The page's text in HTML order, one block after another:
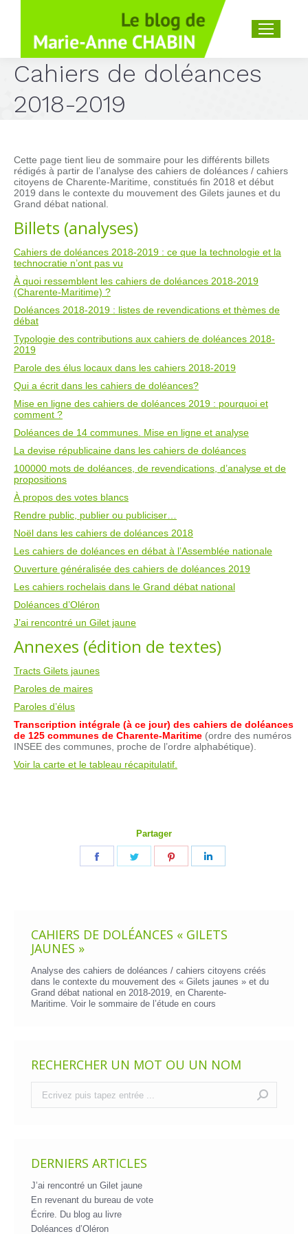
Recherche
Cahiers de doléances
2018-2019
Cette page tient lieu de sommaire pour les différents billets
rédigés à partir de l’analyse des cahiers de doléances / cahiers
citoyens de Charente-Maritime, constitués fin 2018 et début
2019 dans le contexte du mouvement des Gilets jaunes et du
Grand débat national.
Billets (analyses)
Cahiers de doléances 2018-2019 : ce que la technologie et la
technocratie n’ont pas vu
À quoi ressemblent les cahiers de doléances 2018-2019
(Charente-Maritime) ?
Doléances 2018-2019 : listes de revendications et thèmes de
débat
Typologie des contributions aux cahiers de doléances 2018-
2019
Parole des élus locaux dans les cahiers 2018-2019
Qui a écrit dans les cahiers de doléances?
Mise en ligne des cahiers de doléances 2019 : pourquoi et
comment ?
Doléances de 14 communes. Mise en ligne et analyse
La devise républicaine dans les cahiers de doléances
100000 mots de doléances, de revendications, d’analyse et de
propositions
À propos des votes blancs
Rendre public, publier ou publiciser…
Noël dans les cahiers de doléances 2018
Les cahiers de doléances en débat à l’Assemblée nationale
Ouverture généralisée des cahiers de doléances 2019
Les cahiers rochelais dans le Grand débat national
Doléances d’Oléron
J’ai rencontré un Gilet jaune
Annexes (édition de textes)
Tracts Gilets jaunes
Paroles de maires
Paroles d’élus
Transcription intégrale (à ce jour) des cahiers de doléances
de 125 communes de Charente-Maritime (ordre des numéros
INSEE des communes, proche de l’ordre alphabétique).
Voir la carte et le tableau récapitulatif.
Partager
Partager Partager Partager
CAHIERS DE DOLÉANCES « GILETS
JAUNES »
Analyse des cahiers de doléances / cahiers citoyens créés
dans le contexte du mouvement des « Gilets jaunes » et du
Grand débat national en 2018-2019, en Charente-
Maritime. Voir le sommaire de l’étude en cours
RECHERCHER UN MOT OU UN NOM
DERNIERS ARTICLES
J’ai rencontré un Gilet jaune
En revenant du bureau de vote
Écrire. Du blog au livre
Doléances d’Oléron